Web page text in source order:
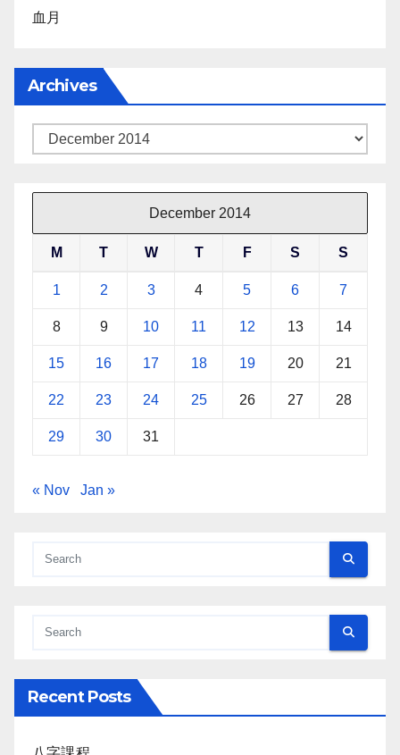
血月
Archives
Archives
December 2014
M T W T F S S
1 2 3 4 5 6 7
8 9 10 11 12 13 14
15 16 17 18 19 20 21
22 23 24 25 26 27 28
29 30 31
« Nov Jan »
Recent Posts